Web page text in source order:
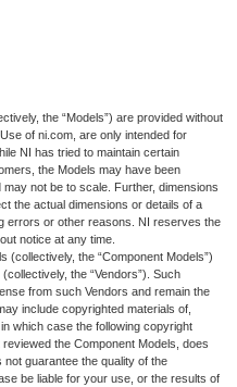
the “Models”) are provided without
of ni.com, are only intended for
NI has tried to maintain certain
the Models may have been
not be to scale. Further, dimensions
the actual dimensions or details of a
errors or other reasons. NI reserves the
notice at any time.
(collectively, the “Component Models”)
the “Vendors”). Such
from such Vendors and remain the
include copyrighted materials of,
which case the following copyright
the Component Models, does
guarantee the quality of the
be liable for your use, or the results of